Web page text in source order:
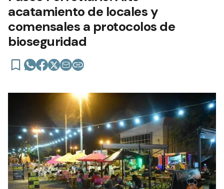
acatamiento de locales y
comensales a protocolos de
bioseguridad